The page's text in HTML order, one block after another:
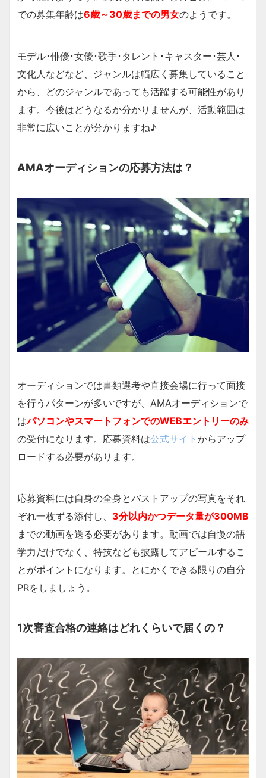
での募集年齢は6歳～30歳までの男女のようです。
モデル･俳優･女優･歌手･タレント･キャスター･芸人･
文化人などなど、ジャンルは幅広く募集していること
から、どのジャンルであっても活躍する可能性があり
ます。今後はどうなるか分かりませんが、活動範囲は
非常に広いことが分かりますね♪
AMAオーディションの応募方法は？
オーディションでは書類選考や直接会場に行って面接
を行うパターンが多いですが、AMAオーディションで
はパソコンやスマートフォンでのWEBエントリーのみ
の受付になります。応募資料は公式サイト からアップ
ロードする必要があります。
応募資料には自身の全身とバストアップの写真をそれ
ぞれ一枚ずる添付し、 3分以内かつデータ量が300MB
までの動画を送る必要があります。動画では自慢の語
学力だけでなく、特技なども披露してアピールするこ
とがポイントになります。とにかくできる限りの自分
PRをしましょう。
1次審査合格の連絡はどれくらいで届くの？